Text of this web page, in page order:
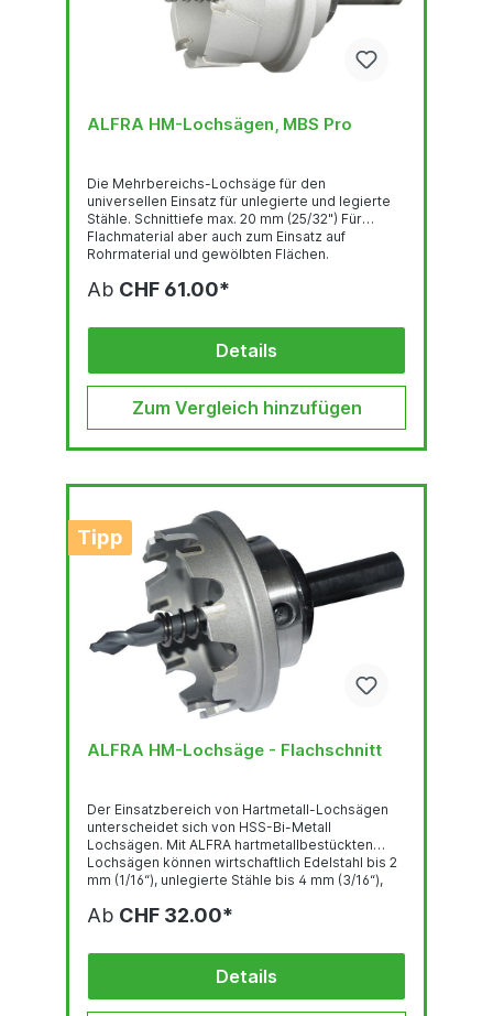
ALFRA HM-Lochsägen, MBS Pro
Die Mehrbereichs-Lochsäge für den
universellen Einsatz für unlegierte und legierte
Stähle. Schnittiefe max. 20 mm (25/32") Für
Flachmaterial aber auch zum Einsatz auf
Rohrmaterial und gewölbten Flächen.
optimiertes Präzisionswerkzeug mit hoher
Ständer- und Handbohrmaschinen (empf. bis
max. Ø 40 mm; 1-9/16") Handbohrmaschinen:
Ab CHF 61.00*
Details
Zum Vergleich hinzufügen
Tipp
ALFRA HM-Lochsäge - Flachschnitt
Der Einsatzbereich von Hartmetall-Lochsägen
unterscheidet sich von HSS-Bi-Metall
Lochsägen. Mit ALFRA hartmetallbestückten
Lochsägen können wirtschaftlich Edelstahl bis 2
mm (1/16“), unlegierte Stähle bis 4 mm (3/16“),
Leichtbauplatten u. a. verarbeitet werden. Zum
Säulenbohrmaschinen kein automatischer
Vorschub. Eigenschaften: Große
Rundlaufgenauigkeit durch stabile Konstruktion...
Ab CHF 32.00*
Details